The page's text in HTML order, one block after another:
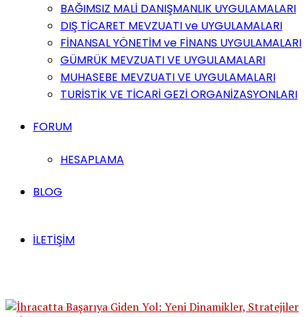
BAĞIMSIZ MALİ DANIŞMANLIK UYGULAMALARI
DIŞ TİCARET MEVZUATI ve UYGULAMALARI
FİNANSAL YÖNETİM ve FİNANS UYGULAMALARI
GÜMRÜK MEVZUATI VE UYGULAMALARI
MUHASEBE MEVZUATI VE UYGULAMALARI
TURİSTİK VE TİCARİ GEZİ ORGANİZASYONLARI
FORUM
HESAPLAMA
BLOG
İLETİŞİM